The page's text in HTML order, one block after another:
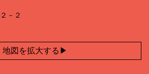
－２
地図を拡大する